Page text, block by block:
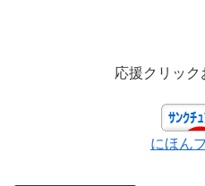
応援クリック
にほん